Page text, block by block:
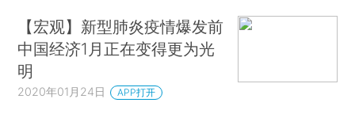
【宏观】新型肺炎疫情爆发前
中国经济1月正在变得更为光
明
2020年01月24日 APP打开